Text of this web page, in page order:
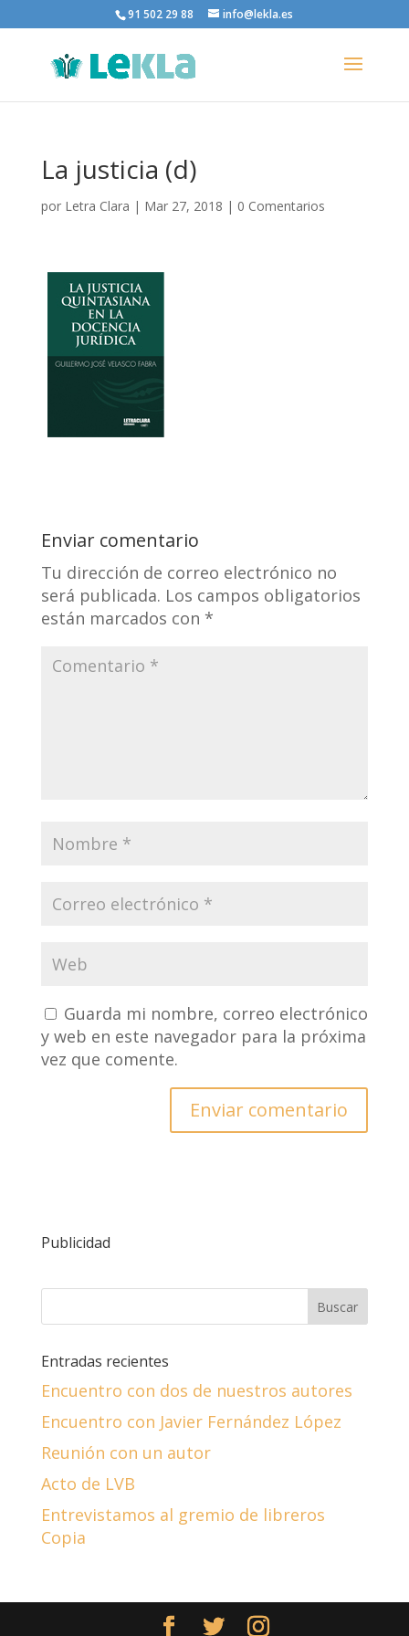
91 502 29 88 info@lekla.es
La justicia (d)
por Letra Clara | Mar 27, 2018 | 0 Comentarios
Enviar comentario
Tu dirección de correo electrónico no
será publicada. Los campos obligatorios
están marcados con *
Guarda mi nombre, correo electrónico
y web en este navegador para la próxima
vez que comente.
Publicidad
Entradas recientes
Encuentro con dos de nuestros autores
Encuentro con Javier Fernández López
Reunión con un autor
Acto de LVB
Entrevistamos al gremio de libreros
Copia